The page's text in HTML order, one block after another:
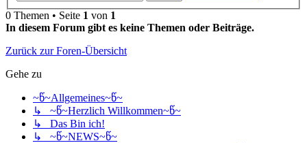
0 Themen • Seite 1 von 1
In diesem Forum gibt es keine Themen oder Beiträge.
Zurück zur Foren-Übersicht
Gehe zu
~წ~Allgemeines~წ~
↳ ~წ~Herzlich Willkommen~წ~
↳ Das Bin ich!
↳ ~წ~NEWS~წ~